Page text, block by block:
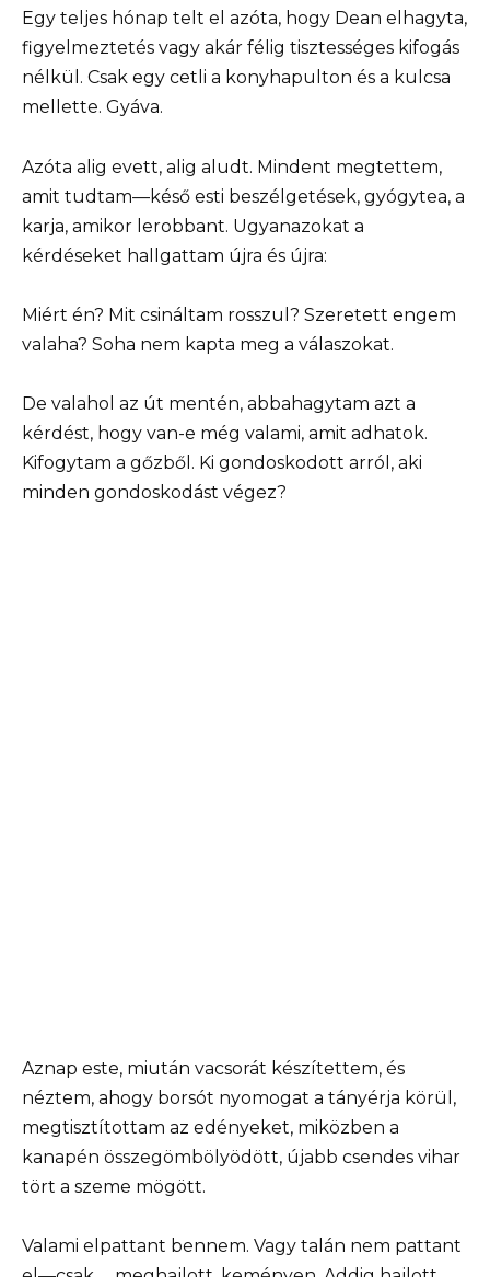
Egy teljes hónap telt el azóta, hogy Dean elhagyta,
figyelmeztetés vagy akár félig tisztességes kifogás
nélkül. Csak egy cetli a konyhapulton és a kulcsa
mellette. Gyáva.
Azóta alig evett, alig aludt. Mindent megtettem,
amit tudtam—késő esti beszélgetések, gyógytea, a
karja, amikor lerobbant. Ugyanazokat a
kérdéseket hallgattam újra és újra:
Miért én? Mit csináltam rosszul? Szeretett engem
valaha? Soha nem kapta meg a válaszokat.
De valahol az út mentén, abbahagytam azt a
kérdést, hogy van-e még valami, amit adhatok.
Kifogytam a gőzből. Ki gondoskodott arról, aki
minden gondoskodást végez?
Aznap este, miután vacsorát készítettem, és
néztem, ahogy borsót nyomogat a tányérja körül,
megtisztítottam az edényeket, miközben a
kanapén összegömbölyödött, újabb csendes vihar
tört a szeme mögött.
Valami elpattant bennem. Vagy talán nem pattant